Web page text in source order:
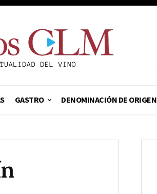
GASTRO DENOMINACIÓN DE ORIGEN